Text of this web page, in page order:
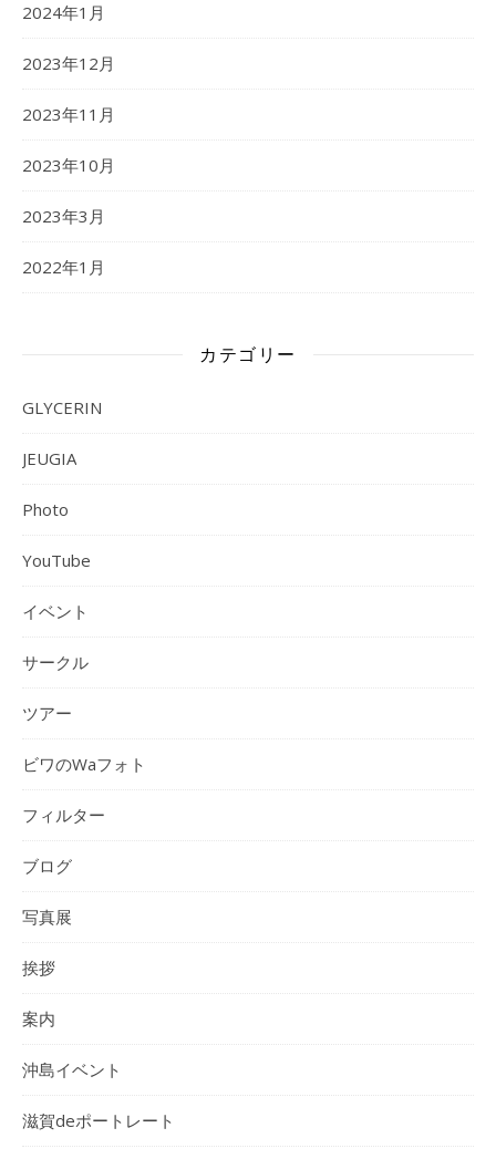
2024年1月
2023年12月
2023年11月
2023年10月
2023年3月
2022年1月
カテゴリー
GLYCERIN
JEUGIA
Photo
YouTube
イベント
サークル
ツアー
ビワのWaフォト
フィルター
ブログ
写真展
挨拶
案内
沖島イベント
滋賀deポートレート